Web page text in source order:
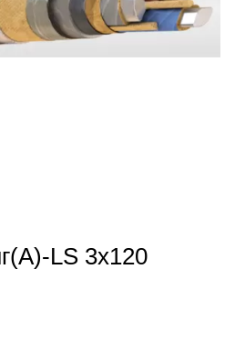
LS 3х120